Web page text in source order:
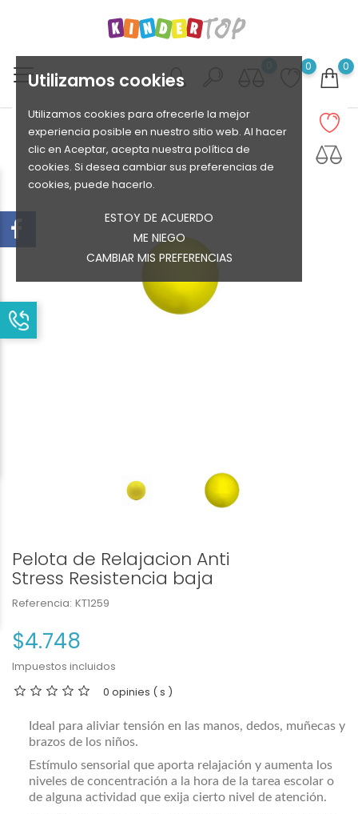
Utilizamos cookies
Utilizamos cookies para ofrecerle la mejor
experiencia posible en nuestro sitio web. Al hacer
clic en Aceptar, acepta nuestra política de
cookies. Si desea cambiar sus preferencias de
cookies, puede hacerlo.
ESTOY DE ACUERDO
ME NIEGO
CAMBIAR MIS PREFERENCIAS
0
0
Pelota de Relajacion Anti
Stress Resistencia baja
Referencia: KT1259
$4.748
Impuestos incluidos
0 opinies ( s )
Ideal para aliviar tensión en las manos, dedos, muñecas y
brazos de los niños.
Estímulo sensorial que aporta relajación y aumenta los
niveles de concentración a la hora de la tarea escolar o
de alguna actividad que exija cierto nivel de atención.